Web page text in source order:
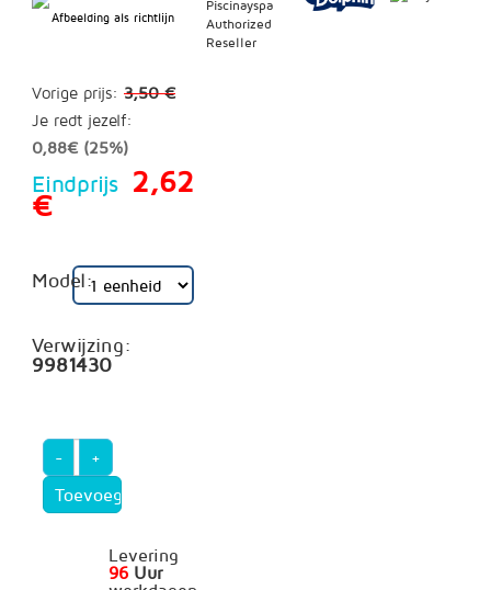
Afbeelding als richtlijn
Vorige prijs: 3,50 €
Je redt jezelf:
0,88€ (25%)
Eindprijs 2,62
€
Model:
Verwijzing:
9981430
- +
Levering
96 Uur